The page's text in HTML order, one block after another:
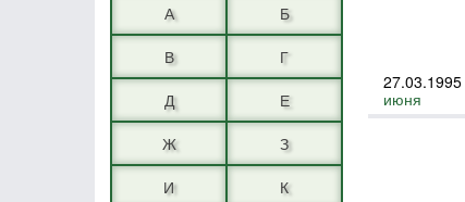
А
Б
В
Г
Д
Е
Ж
З
И
К
27.03.1995
июня